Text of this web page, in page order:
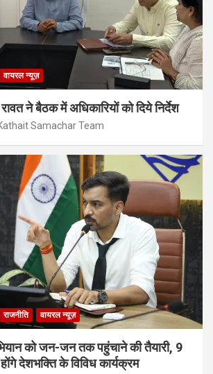
वायरल न्यूज़
रावत ने बैठक में अधिकारियों को दिये निर्देश
Samachar Team
राजनीति वायरल न्यूज़
को जन-जन तक पहुंचाने की तैयारी, 9
देशभक्ति के विविध कार्यक्रम